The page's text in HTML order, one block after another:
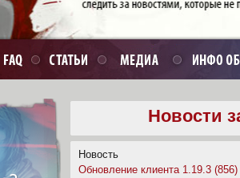
Новости
Новость
Обновление клиента 1.19.3 (856)